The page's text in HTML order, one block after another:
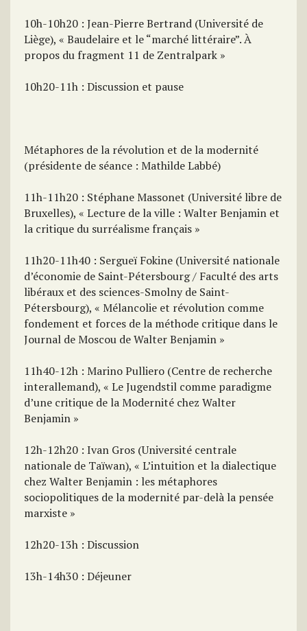
10h-10h20 : Jean-Pierre Bertrand (Université de
Liège), « Baudelaire et le “marché littéraire”. À
propos du fragment 11 de Zentralpark »
10h20-11h : Discussion et pause
Métaphores de la révolution et de la modernité
(présidente de séance : Mathilde Labbé)
11h-11h20 : Stéphane Massonet (Université libre de
Bruxelles), « Lecture de la ville : Walter Benjamin et
la critique du surréalisme français »
11h20-11h40 : Sergueï Fokine (Université nationale
d’économie de Saint-Pétersbourg / Faculté des arts
libéraux et des sciences-Smolny de Saint-
Pétersbourg), « Mélancolie et révolution comme
fondement et forces de la méthode critique dans le
Journal de Moscou de Walter Benjamin »
11h40-12h : Marino Pulliero (Centre de recherche
interallemand), « Le Jugendstil comme paradigme
d’une critique de la Modernité chez Walter
Benjamin »
12h-12h20 : Ivan Gros (Université centrale
nationale de Taïwan), « L’intuition et la dialectique
chez Walter Benjamin : les métaphores
sociopolitiques de la modernité par-delà la pensée
marxiste »
12h20-13h : Discussion
13h-14h30 : Déjeuner